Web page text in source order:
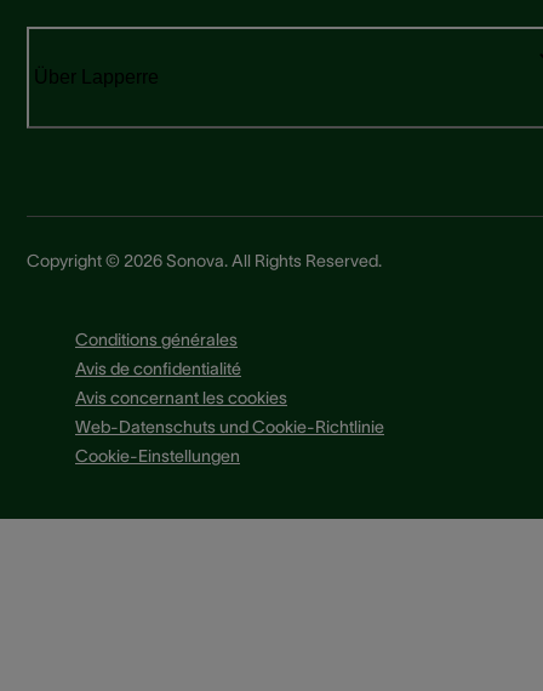
Über Lapperre
Copyright © 2026 Sonova. All Rights Reserved.
Conditions générales
Avis de confidentialité
Avis concernant les cookies
Web-Datenschuts und Cookie-Richtlinie
Cookie-Einstellungen